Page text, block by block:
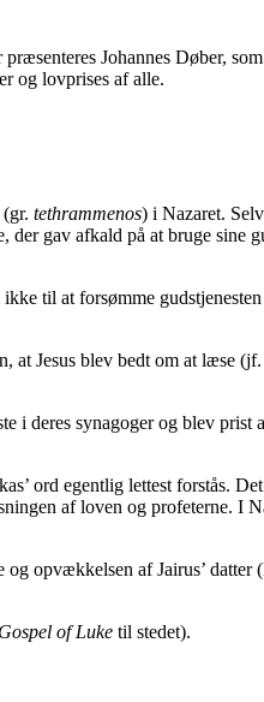
Johannes Døber,
og lovprises af alle.
tethrammenos) i Nazaret.
gav afkald på at bruge sine
til at forsømme
at Jesus blev bedt om at læse
i deres synagoger og blev prist
ord egentlig lettest forstås.
af loven og profeterne. I
opvækkelsen af Jairus’
of Luke til stedet).